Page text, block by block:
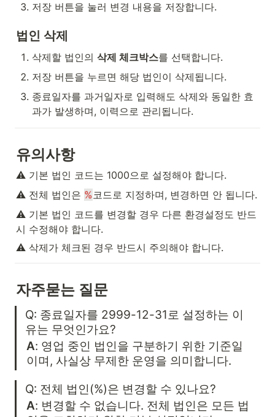
저장 버튼을 눌러 변경 내용을 저장합니다.
법인 삭제
삭제할 법인의 삭제 체크박스를 선택합니다.
저장 버튼을 누르면 해당 법인이 삭제됩니다.
종료일자를 과거일자로 입력해도 삭제와 동일한 효
과가 발생하며, 이력으로 관리됩니다.
유의사항
⚠️ 기본 법인 코드는 1000으로 설정해야 합니다.
⚠️ 전체 법인은 %코드로 지정하며, 변경하면 안 됩니다.
⚠️ 기본 법인 코드를 변경할 경우 다른 환경설정도 반드
시 수정해야 합니다.
⚠️ 삭제가 체크된 경우 반드시 주의해야 합니다.
자주묻는 질문
Q: 종료일자를 2999-12-31로 설정하는 이
유는 무엇인가요?
A: 영업 중인 법인을 구분하기 위한 기준일
이며, 사실상 무제한 운영을 의미합니다.
Q: 전체 법인(%)은 변경할 수 있나요?
A: 변경할 수 없습니다. 전체 법인은 모든 법